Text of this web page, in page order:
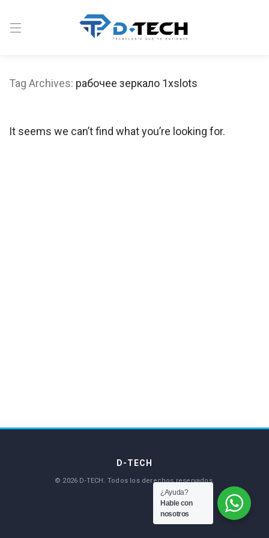
Tag Archives: рабочее зеркало 1xslots
It seems we can’t find what you’re looking for.
¿Ayuda?
Hable con
nosotros